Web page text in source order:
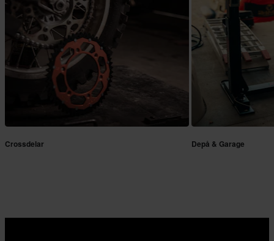
Crossdelar Depå & Garage